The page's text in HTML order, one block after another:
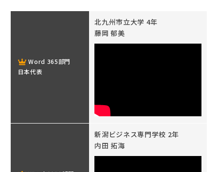
Word 365部門
日本代表
北九州市立大学 4年
藤岡 郁美
新潟ビジネス専門学校 2年
内田 拓海